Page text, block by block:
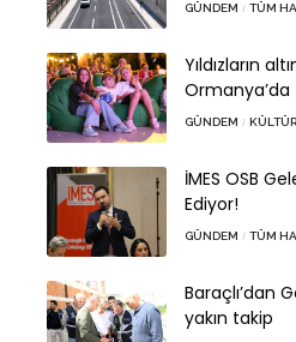
GÜNDEM TÜM
Yıldızların
Ormanya’da
GÜNDEM KÜLTÜR
İMES OSB
Ediyor!
GÜNDEM TÜM
Baraçlı’dan
yakın takip